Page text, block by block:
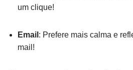
um clique!
Email : Prefere mais calma e
mail!